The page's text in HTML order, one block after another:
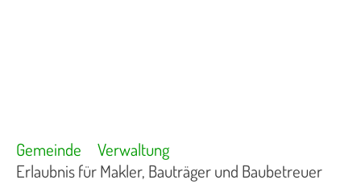
Gemeinde
Verwaltung
Erlaubnis für Makler, Bauträger und Baubetreuer